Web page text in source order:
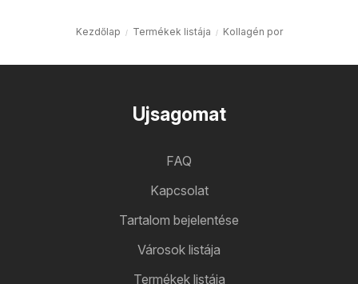
Kezdőlap Termékek listája Kollagén por
Ujsagomat
FAQ
Kapcsolat
Tartalom bejelentése
Városok listája
Termékek listája